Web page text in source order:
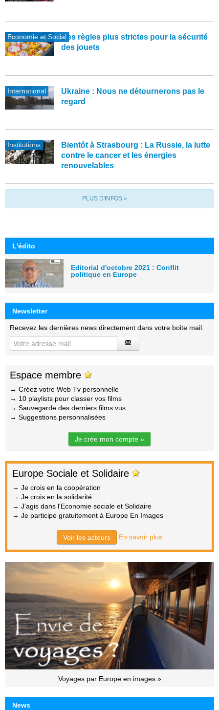
Economie et SocialDes règles plus strictes pour la sécurité
des jouets
International
Ukraine : Nous ne détournerons pas le
regard
Institutions
Bientôt à Strasbourg : La Russie, la lutte
contre le cancer et les énergies
renouvelables
PLUS D'INFOS »
L'édito
Editorial d'octobre 2021 : Conflit
politique en Europe
Newsletter
Recevez les dernières news directement dans votre boite mail.
Espace membre
→ Créez votre Web Tv personnelle
→ 10 playlists pour classer vos films
→ Sauvegarde des derniers films vus
→ Suggestions personnalisées
Je crée mon compte »
Europe Sociale et Solidaire
→ Je crois en la coopération
→ Je crois en la solidarité
→ J'agis dans l'Economie sociale et Solidaire
→ Je participe gratuitement à Europe En Images
Voir les acteurs En savoir plus
Voyages par Europe en images »
News